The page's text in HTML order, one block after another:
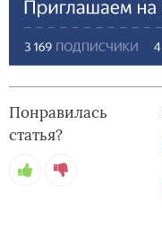
Понравилась
статья?